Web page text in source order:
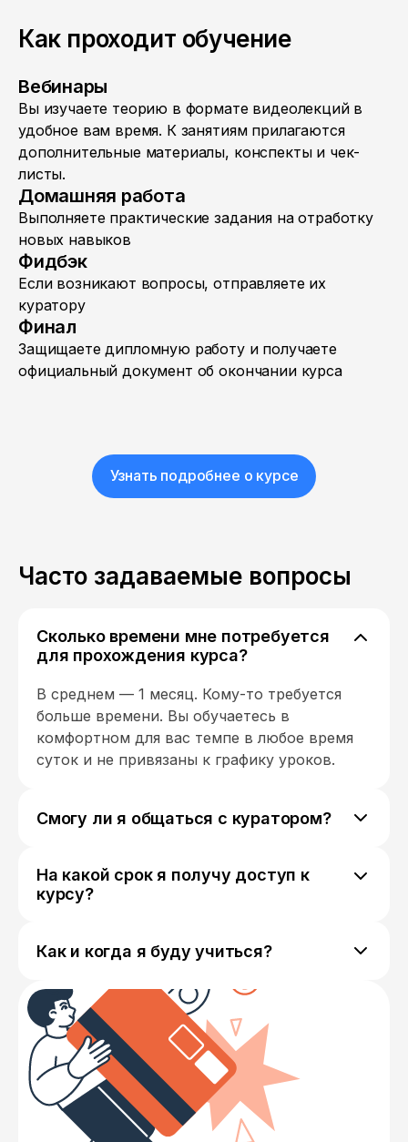
Как проходит обучение
Вебинары
Вы изучаете теорию в формате видеолекций в
удобное вам время. К занятиям прилагаются
дополнительные материалы, конспекты и чек-
листы.
Домашняя работа
Выполняете практические задания на отработку
новых навыков
Фидбэк
Если возникают вопросы, отправляете их
куратору
Финал
Защищаете дипломную работу и получаете
официальный документ об окончании курса
Узнать подробнее о курсе
Часто задаваемые вопросы
Сколько времени мне потребуется
для прохождения курса?
В среднем — 1 месяц. Кому-то требуется
больше времени. Вы обучаетесь в
комфортном для вас темпе в любое время
суток и не привязаны к графику уроков.
Смогу ли я общаться с куратором?
любые вопросы и обсуждать свой прогресс.
На какой срок я получу доступ к
курсу?
Как и когда я буду учиться?
в любое время суток и можете
самостоятельно выстроить учебную
траекторию.